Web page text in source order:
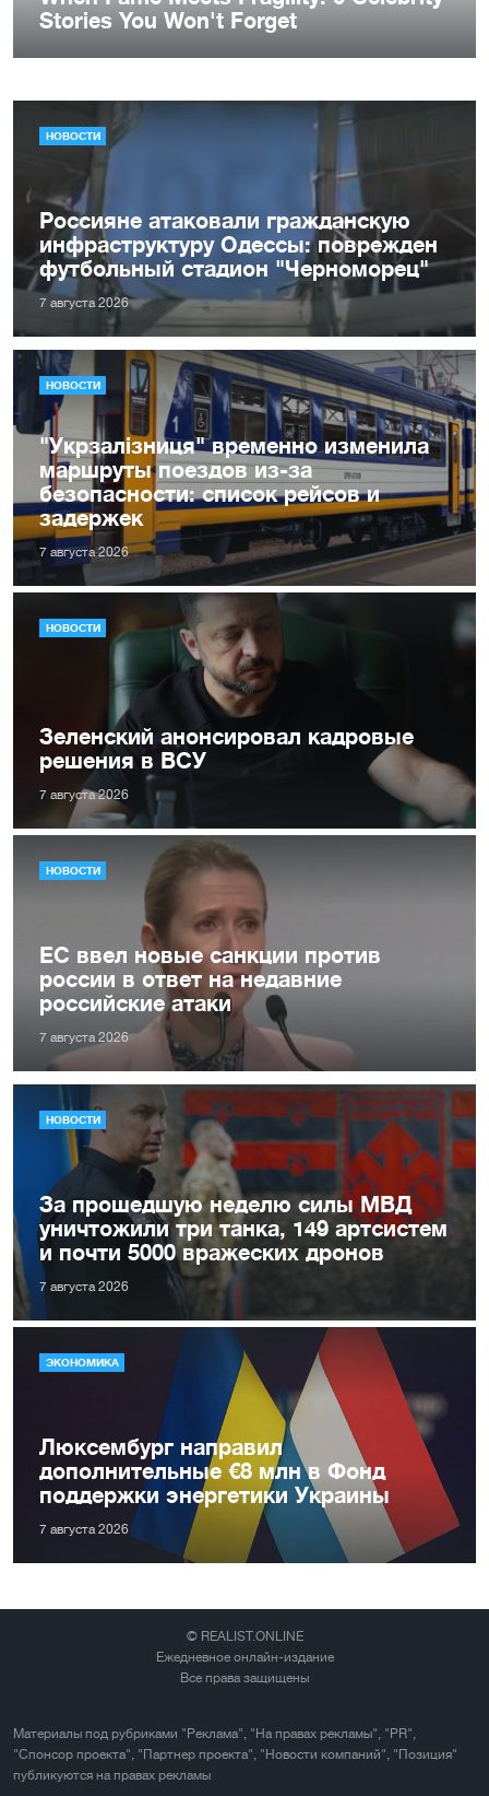
НОВОСТИ
Россияне атаковали гражданскую
инфраструктуру Одессы: поврежден
футбольный стадион "Черноморец"
7 августа 2026
НОВОСТИ
"Укрзалізниця" временно изменила
маршруты поездов из-за
безопасности: список рейсов и
задержек
7 августа 2026
НОВОСТИ
Зеленский анонсировал кадровые
решения в ВСУ
7 августа 2026
НОВОСТИ
ЕС ввел новые санкции против
россии в ответ на недавние
российские атаки
7 августа 2026
НОВОСТИ
За прошедшую неделю силы МВД
уничтожили три танка, 149 артсистем
и почти 5000 вражеских дронов
7 августа 2026
ЭКОНОМИКА
Люксембург направил
дополнительные €8 млн в Фонд
поддержки энергетики Украины
7 августа 2026
© REALIST.ONLINE
Ежедневное онлайн-издание
Все права защищены
Материалы под рубриками "Реклама", "На правах рекламы", "PR",
"Спонсор проекта", "Партнер проекта", "Новости компаний", "Позиция"
публикуются на правах рекламы